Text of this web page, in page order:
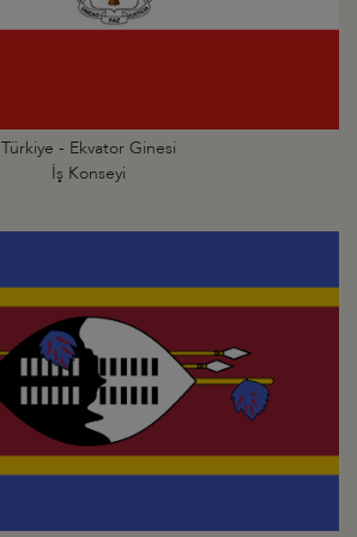
Türkiye - Ekvator Ginesi
İş Konseyi